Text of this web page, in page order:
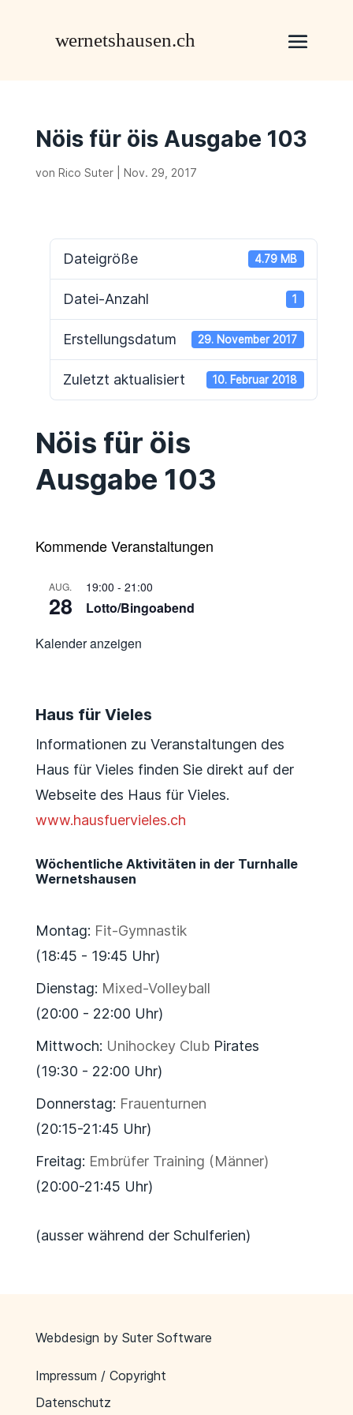
Nöis für öis Ausgabe 103
von Rico Suter| Nov. 29, 2017
Dateigröße 4.79 MB
Datei-Anzahl 1
Erstellungsdatum 29. November 2017
Zuletzt aktualisiert 10. Februar 2018
Nöis für öis
Ausgabe 103
Kommende Veranstaltungen
AUG.
28
19:00 - 21:00
Lotto/Bingoabend
Kalender anzeigen
Haus für Vieles
Informationen zu Veranstaltungen des
Haus für Vieles finden Sie direkt auf der
Webseite des Haus für Vieles.
www.hausfuervieles.ch
Wöchentliche Aktivitäten in der Turnhalle
Wernetshausen
Montag: Fit-Gymnastik
(18:45 - 19:45 Uhr)
Dienstag: Mixed-Volleyball
(20:00 - 22:00 Uhr)
Mittwoch: Unihockey ClubPirates
(19:30 - 22:00 Uhr)
Donnerstag: Frauenturnen
(20:15-21:45 Uhr)
Freitag: Embrüfer Training (Männer)
(20:00-21:45 Uhr)
(ausser während der Schulferien)
Webdesign by Suter Software
Impressum / Copyright
Datenschutz